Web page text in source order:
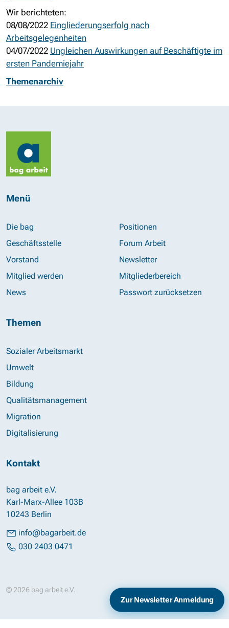
Wir berichteten:
08/08/2022 Eingliederungserfolg nach
Arbeitsgelegenheiten
04/07/2022 Ungleichen Auswirkungen auf Beschäftigte im
ersten Pandemiejahr
Themenarchiv
Menü
Die bag
Geschäftsstelle
Vorstand
Mitglied werden
News
Positionen
Forum Arbeit
Newsletter
Mitgliederbereich
Passwort zurücksetzen
Themen
Sozialer Arbeitsmarkt
Umwelt
Bildung
Qualitätsmanagement
Migration
Digitalisierung
Kontakt
bag arbeit e.V.
Karl-Marx-Allee 103B
10243 Berlin
info@bagarbeit.de
030 2403 0471
© 2026 bag arbeit e.V. Datenschutz
Zur Newsletter Anmeldung